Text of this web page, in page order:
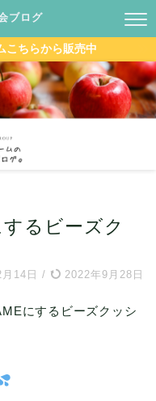
ブログ
こちらから販売中
るビーズク
14日 / 2022年9月28日
にするビーズクッシ